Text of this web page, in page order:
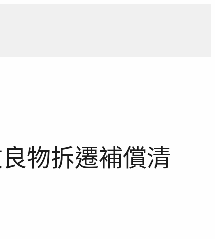
物拆遷補償清